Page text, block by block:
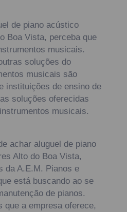
de piano acústico
Boa Vista, perceba que
musicais.
soluções do
musicais são
instituições de ensino de
soluções oferecidas
musicais.
achar aluguel de piano
Alto do Boa Vista,
da A.E.M. Pianos e
está buscando ao se
de pianos.
que a empresa oferece,